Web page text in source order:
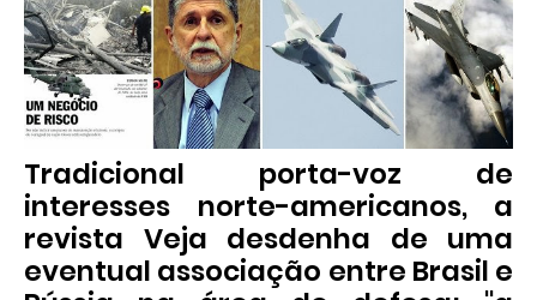
Tradicional porta-voz de
interesses norte-americanos, a
revista Veja desdenha de uma
eventual associação entre Brasil e